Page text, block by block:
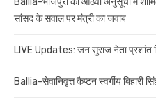
सांसद के सवाल पर मंत्री का जवाब
LIVE Updates: जन सुराज नेता प्रशांत
Ballia-सेवानिवृत्त कैप्टन स्वर्गीय बिहारी